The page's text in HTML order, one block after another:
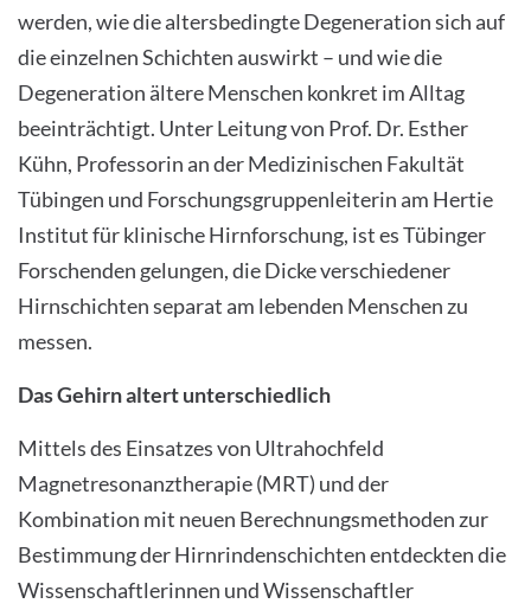
werden, wie die altersbedingte Degeneration sich auf
die einzelnen Schichten auswirkt – und wie die
Degeneration ältere Menschen konkret im Alltag
beeinträchtigt. Unter Leitung von Prof. Dr. Esther
Kühn, Professorin an der Medizinischen Fakultät
Tübingen und Forschungsgruppenleiterin am Hertie
Institut für klinische Hirnforschung, ist es Tübinger
Forschenden gelungen, die Dicke verschiedener
Hirnschichten separat am lebenden Menschen zu
messen.
Das Gehirn altert unterschiedlich
Mittels des Einsatzes von Ultrahochfeld
Magnetresonanztherapie (MRT) und der
Kombination mit neuen Berechnungsmethoden zur
Bestimmung der Hirnrindenschichten entdeckten die
Wissenschaftlerinnen und Wissenschaftler